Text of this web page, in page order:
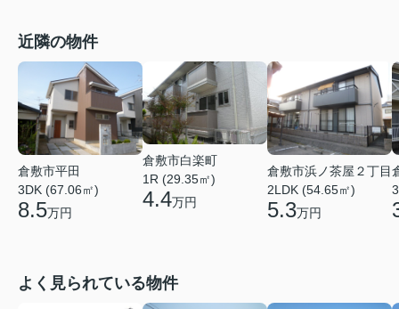
近隣の物件
倉敷市平田
3DK (67.06㎡)
8.5万円
倉敷市白楽町
1R (29.35㎡)
4.4万円
倉敷市浜ノ茶屋２丁目
2LDK (54.65㎡)
5.3万円
よく見られている物件